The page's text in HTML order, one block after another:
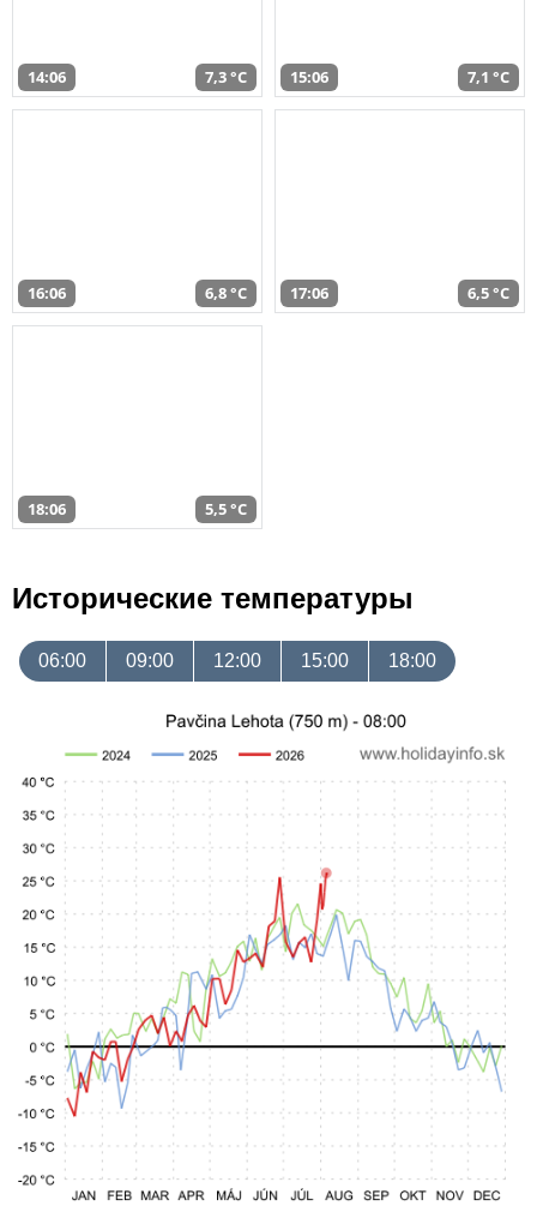
14:06 7,3 °C 15:06 7,1 °C
16:06 6,8 °C 17:06 6,5 °C
18:06 5,5 °C
Исторические температуры
06:00 09:00 12:00 15:00 18:00